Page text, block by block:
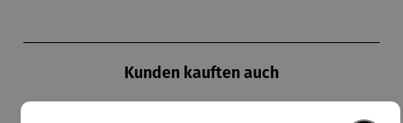
Kunden kauften auch